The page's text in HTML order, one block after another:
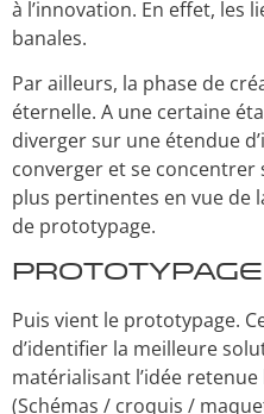
à l’innovation. En effet, les
banales.
Par ailleurs, la phase de
éternelle. A une certaine
diverger sur une étendue
converger et se concentrer
plus pertinentes en vue de
de prototypage.
Prototypage
Puis vient le prototypage.
d’identifier la meilleure
matérialisant l’idée
(Schémas / croquis /